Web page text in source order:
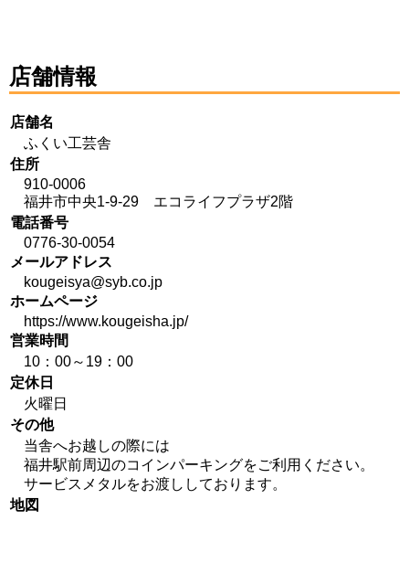
店舗情報
店舗名
ふくい工芸舎
住所
910-0006
福井市中央1-9-29 エコライフプラザ2階
電話番号
0776-30-0054
メールアドレス
kougeisya@syb.co.jp
ホームページ
https://www.kougeisha.jp/
営業時間
10：00～19：00
定休日
火曜日
その他
当舎へお越しの際には
福井駅前周辺のコインパーキングをご利用ください。
サービスメタルをお渡ししております。
地図